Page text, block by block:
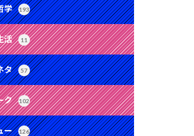
学 193
活 11
タ 57
ク 102
ー 126